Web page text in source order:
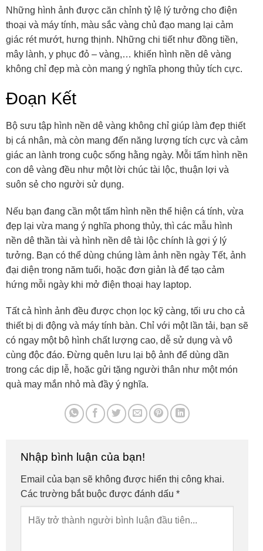
Những hình ảnh được căn chỉnh tỷ lệ lý tưởng cho điện
thoại và máy tính, màu sắc vàng chủ đạo mang lại cảm
giác rét mướt, hưng thịnh. Những chi tiết như đồng tiền,
mây lành, y phục đỏ – vàng,… khiến hình nền dê vàng
không chỉ đẹp mà còn mang ý nghĩa phong thủy tích cực.
Đoạn Kết
Bộ sưu tập hình nền dê vàng không chỉ giúp làm đẹp thiết
bị cá nhân, mà còn mang đến năng lượng tích cực và cảm
giác an lành trong cuộc sống hằng ngày. Mỗi tấm hình nền
con dê vàng đều như một lời chúc tài lộc, thuận lợi và
suôn sẻ cho người sử dụng.
Nếu bạn đang cần một tấm hình nền thể hiện cá tính, vừa
đẹp lại vừa mang ý nghĩa phong thủy, thì các mẫu hình
nền dê thần tài và hình nền dê tài lộc chính là gợi ý lý
tưởng. Bạn có thể dùng chúng làm ảnh nền ngày Tết, ảnh
đại diện trong năm tuổi, hoặc đơn giản là để tạo cảm
hứng mỗi ngày khi mở điện thoại hay laptop.
Tất cả hình ảnh đều được chọn lọc kỹ càng, tối ưu cho cả
thiết bị di động và máy tính bàn. Chỉ với một lần tải, bạn sẽ
có ngay một bộ hình chất lượng cao, dễ sử dụng và vô
cùng độc đáo. Đừng quên lưu lại bộ ảnh để dùng dần
trong các dịp lễ, hoặc gửi tặng người thân như một món
quà may mắn nhỏ mà đầy ý nghĩa.
Nhập bình luận của bạn!
Email của bạn sẽ không được hiển thị công khai.
Các trường bắt buộc được đánh dấu *